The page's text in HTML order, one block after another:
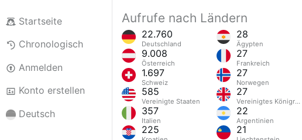
Startseite
Chronologisch
Anmelden
Konto erstellen
Deutsch
Aufrufe nach Ländern
22.760
Deutschland
9.008
Österreich
1.697
Schweiz
585
Vereinigte Staaten
357
Italien
225
28
Ägypten
27
Frankreich
27
Norwegen
27
Vereinigtes
22
Argentinien
21